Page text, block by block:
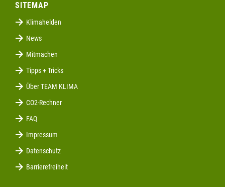
SITEMAP
Klimahelden
News
Mitmachen
Tipps + Tricks
Über TEAM KLIMA
CO2-Rechner
FAQ
Impressum
Datenschutz
Barrierefreiheit